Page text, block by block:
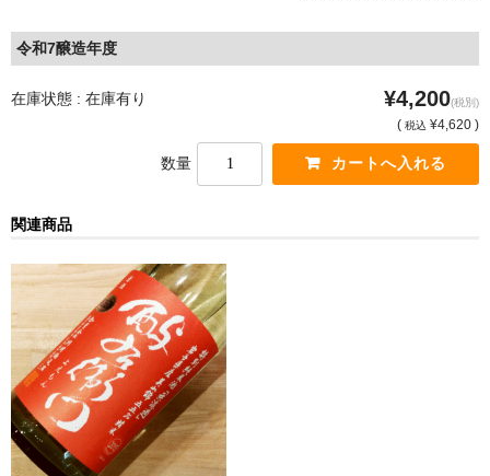
鉄輪 瑞鷹（熊本県熊本市）
France Champagne /ﾌﾗﾝｽ・ｼｬﾝﾊﾟｰﾆｭ
Valerie Frison（ｳﾞｧﾚﾘｰ･ﾌﾘｿﾞﾝ）
France Bourgogone/ﾌﾗﾝｽ･ﾌﾞﾙｺﾞｰﾆｭ
Pattes Loup（ﾊﾟｯﾄ・ﾙｰ）
Marcel Lapierre（ﾏﾙｾﾙ・ﾗﾋﾟｴｰﾙ）
Philippe Jambon（ﾌｨﾘｯﾌﾟ･ｼﾞｬﾝﾎﾞﾝ）
令和7醸造年度
在庫状態 : 在庫有り ¥4,200(税別)
( 税込 ¥4,620 )
数量
関連商品